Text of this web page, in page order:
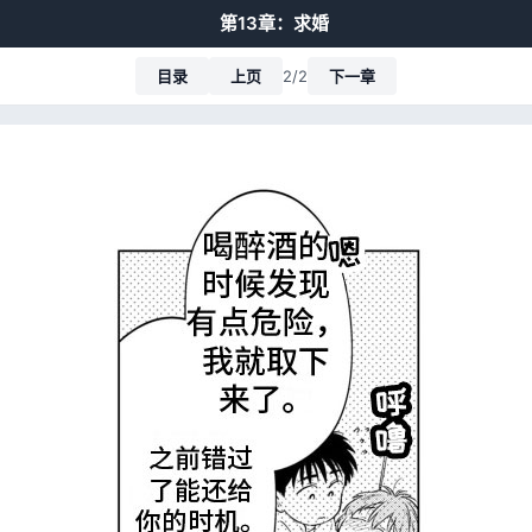
第13章：求婚
目录 上页 2/2 下一章